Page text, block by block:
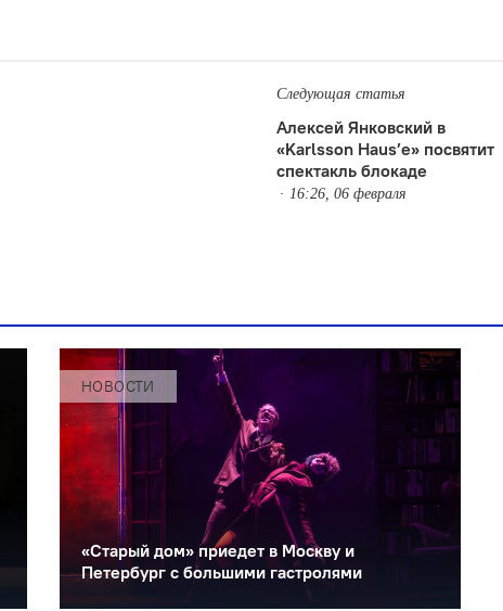
Следующая статья
Алексей Янковский в
«Karlsson Haus’е» посвятит
спектакль блокаде
16:26, 06 февраля
НОВОСТИ
«Старый дом» приедет в Москву и
Петербург с большими гастролями